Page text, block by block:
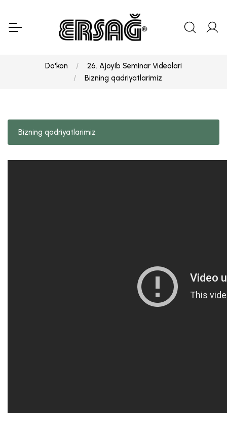
Do'kon
26. Ajoyib Seminar Videolari
Bizning qadriyatlarimiz
Bizning qadriyatlarimiz